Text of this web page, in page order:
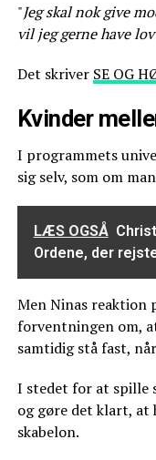
"Jeg skal nok give
vil jeg gerne have
Det skriver SE OG
Kvinder
I programmets
sig selv, som om
LÆS OGSÅ
Ordene, der
Men Ninas reaktion
forventningen om,
samtidig stå fast,
I stedet for at
og gøre det klart, at
skabelon.